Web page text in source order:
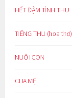
HẾT ĐẬM TÌNH THU
TIẾNG THU (hoạ thơ)
NUÔI CON
CHA MẸ